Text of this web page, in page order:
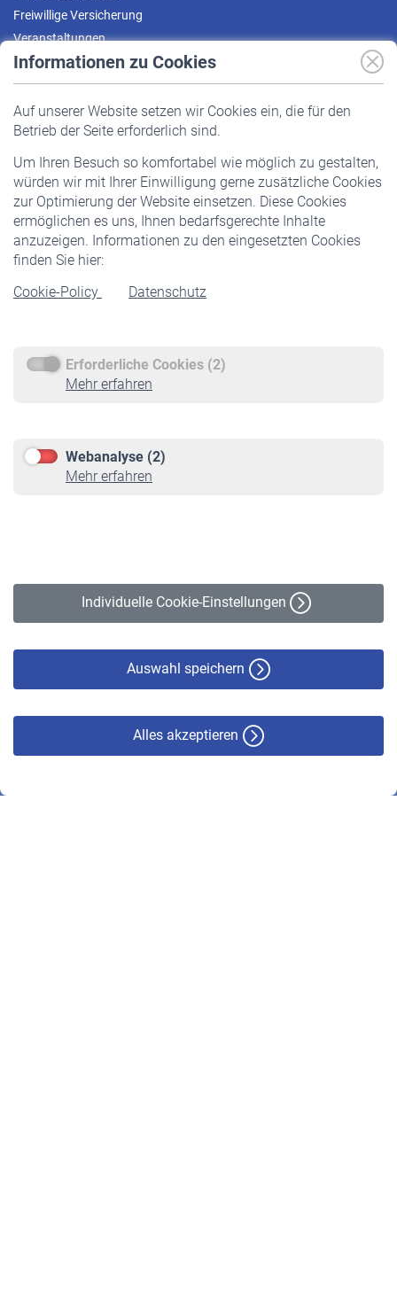
Informationen zu Cookies
Auf unserer Website setzen wir Cookies ein, die für den
Betrieb der Seite erforderlich sind.
Um Ihren Besuch so komfortabel wie möglich zu gestalten,
würden wir mit Ihrer Einwilligung gerne zusätzliche Cookies
zur Optimierung der Website einsetzen. Diese Cookies
ermöglichen es uns, Ihnen bedarfsgerechte Inhalte
anzuzeigen. Informationen zu den eingesetzten Cookies
finden Sie hier:
Cookie-Policy
Datenschutz
Erforderliche Cookies (2)
Mehr erfahren
Webanalyse (2)
Mehr erfahren
Individuelle Cookie-Einstellungen
Auswahl speichern
Alles akzeptieren
Freiwillige Versicherung
Veranstaltungen
Pflichtversicherung
Staatliche Förderung
Veranstaltungen
Rentner
Rentenbeginn
Rente beantragen
Service
Informationen
Online-Rechner
VBLnewsletter
Erklärung zur Barrierefreiheit
© VBL 2026